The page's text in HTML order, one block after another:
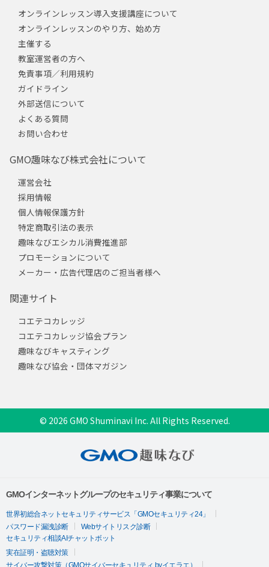
オンラインレッスン導入支援講座について
オンラインレッスンのやり方、始め方
主催する
教室運営者の方へ
免責事項／利用規約
ガイドライン
外部送信について
よくある質問
お問い合わせ
GMO趣味なび株式会社について
運営会社
採用情報
個人情報保護方針
特定商取引法の表示
趣味なびエシカル消費推進部
プロモーションについて
メーカー・広告代理店のご担当者様へ
関連サイト
コエテコカレッジ
コエテコカレッジ協会プラン
趣味なびキャスティング
趣味なび協会・団体マガジン
© 2026 GMO Shuminavi Inc. All Rights Reserved.